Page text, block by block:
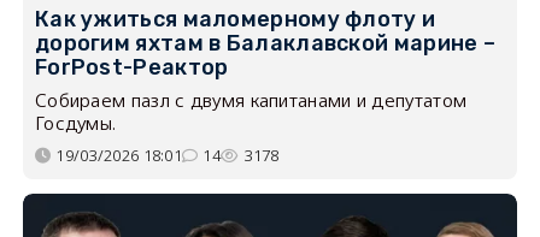
Как ужиться маломерному флоту и
дорогим яхтам в Балаклавской марине –
ForPost-Реактор
Собираем пазл с двумя капитанами и депутатом
Госдумы.
19/03/2026 18:01 14 3178